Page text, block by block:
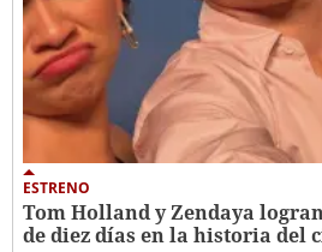
ESTRENO
Tom Holland y Zendaya
de diez días en la historia del